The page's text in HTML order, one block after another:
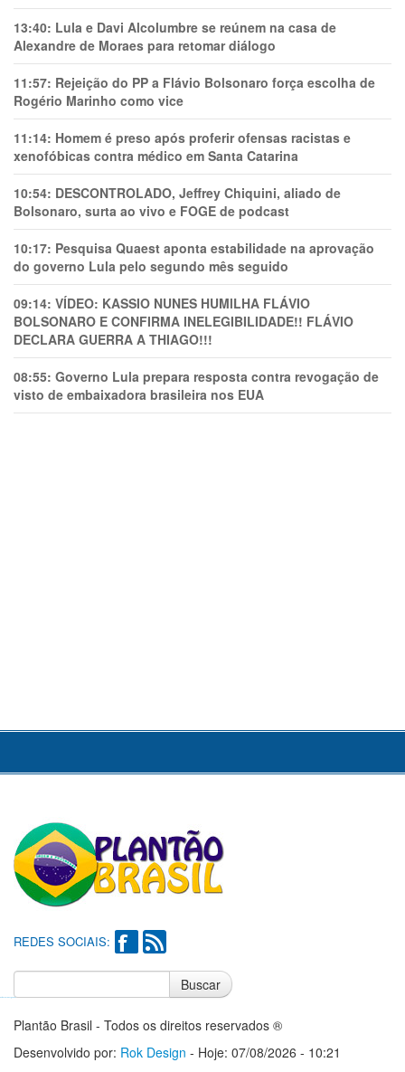
13:40: Lula e Davi Alcolumbre se reúnem na casa de
Alexandre de Moraes para retomar diálogo
11:57: Rejeição do PP a Flávio Bolsonaro força escolha de
Rogério Marinho como vice
11:14: Homem é preso após proferir ofensas racistas e
xenofóbicas contra médico em Santa Catarina
10:54: DESCONTROLADO, Jeffrey Chiquini, aliado de
Bolsonaro, surta ao vivo e FOGE de podcast
10:17: Pesquisa Quaest aponta estabilidade na aprovação
do governo Lula pelo segundo mês seguido
09:14: VÍDEO: KASSIO NUNES HUMlLHA FLÁVIO
BOLSONARO E CONFIRMA INELEGIBILIDADE!! FLÁVIO
DECLARA GUERRA A THIAGO!!!
08:55: Governo Lula prepara resposta contra revogação de
visto de embaixadora brasileira nos EUA
REDES SOCIAIS:
Buscar
Plantão Brasil - Todos os direitos reservados ®
Desenvolvido por: Rok Design - Hoje: 07/08/2026 - 10:21